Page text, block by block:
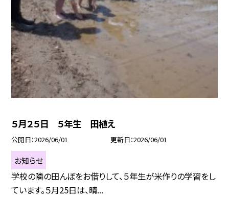
５月２５日 ５年生 田植え
公開日 2026/06/01 更新日 2026/06/01
お知らせ
学校の隣の田んぼをお借りして、５年生が米作りの学習をし
ています。５月25日は、晴...